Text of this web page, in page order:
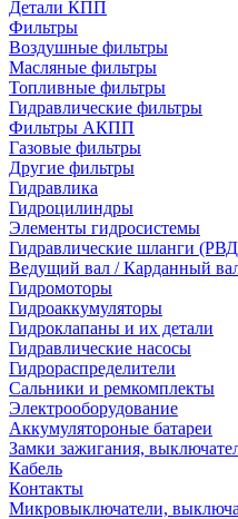
Детали КПП
Фильтры
Воздушные фильтры
Масляные фильтры
Топливные фильтры
Гидравлические фильтры
Фильтры АКПП
Газовые фильтры
Другие фильтры
Гидравлика
Гидроцилиндры
Элементы гидросистемы
Гидравлические шланги
Ведущий вал / Карданный
Гидромоторы
Гидроаккумуляторы
Гидроклапаны и их детали
Гидравлические насосы
Гидрораспределители
Сальники и ремкомплекты
Электрооборудование
Аккумулятороные батареи
Замки зажигания,
Кабель
Контакты
Микровыключатели,